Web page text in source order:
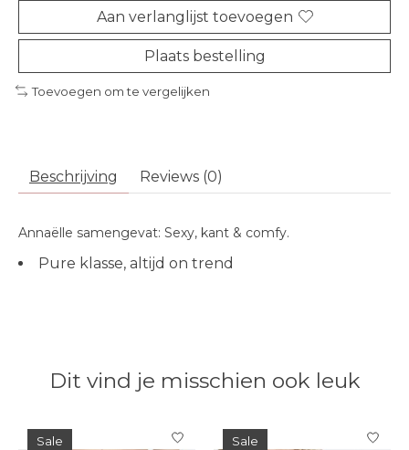
Aan verlanglijst toevoegen
Plaats bestelling
Toevoegen om te vergelijken
Beschrijving Reviews (0)
Annaëlle samengevat: Sexy, kant & comfy.
Pure klasse, altijd on trend
Dit vind je misschien ook leuk
Items van productcarrousel
Sale Sale